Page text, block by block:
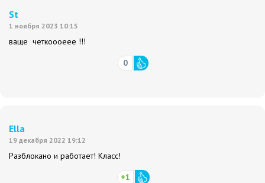
St
1 ноября 2023 10:15
ваще четкоооеее !!!
0
Ella
19 декабря 2022 19:12
Разблокано и работает! Класс!
+1